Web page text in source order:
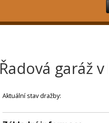
Řadová garáž
Aktuální stav dražby: